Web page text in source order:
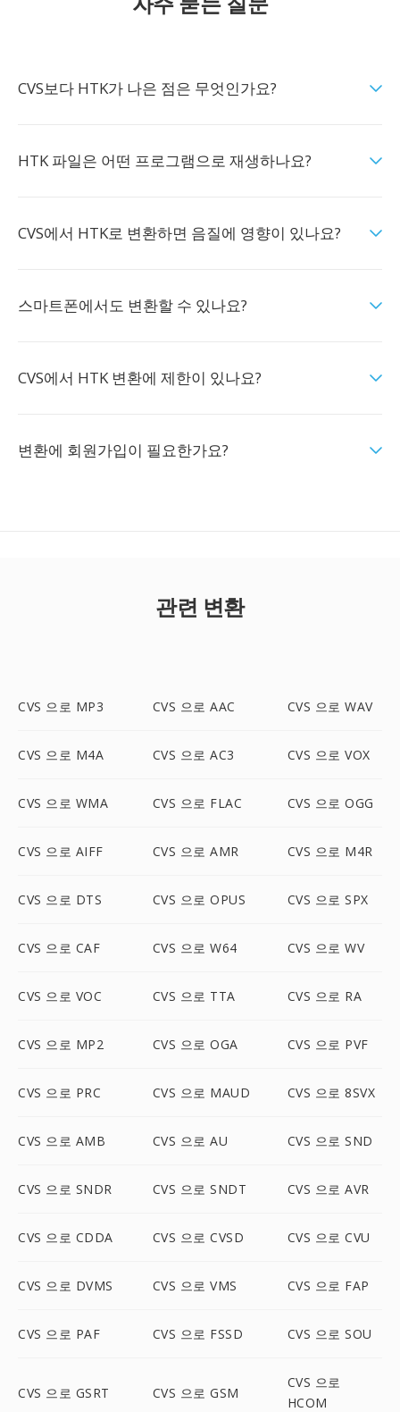
CVS보다 HTK가 나은 점은 무엇인가요?
HTK 파일은 어떤 프로그램으로 재생하나요?
CVS에서 HTK로 변환하면 음질에 영향이 있나요?
스마트폰에서도 변환할 수 있나요?
CVS에서 HTK 변환에 제한이 있나요?
변환에 회원가입이 필요한가요?
관련 변환
CVS 으로 MP3 CVS 으로 AAC CVS 으로 WAV
CVS 으로 M4A CVS 으로 AC3 CVS 으로 VOX
CVS 으로 WMA CVS 으로 FLAC CVS 으로 OGG
CVS 으로 AIFF CVS 으로 AMR CVS 으로 M4R
CVS 으로 DTS CVS 으로 OPUS CVS 으로 SPX
CVS 으로 CAF CVS 으로 W64 CVS 으로 WV
CVS 으로 VOC CVS 으로 TTA CVS 으로 RA
CVS 으로 MP2 CVS 으로 OGA CVS 으로 PVF
CVS 으로 PRC CVS 으로 MAUD CVS 으로 8SVX
CVS 으로 AMB CVS 으로 AU CVS 으로 SND
CVS 으로 SNDR CVS 으로 SNDT CVS 으로 AVR
CVS 으로 CDDA CVS 으로 CVSD CVS 으로 CVU
CVS 으로 DVMS CVS 으로 VMS CVS 으로 FAP
CVS 으로 PAF CVS 으로 FSSD CVS 으로 SOU
CVS 으로 GSRT CVS 으로 GSM
CVS 으로
HCOM